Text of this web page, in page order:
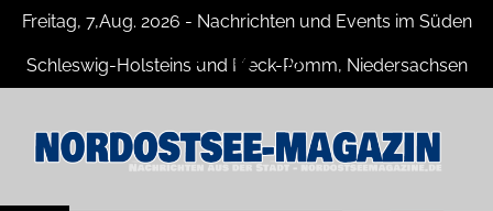
Skip
content
Freitag, 7,Aug. 2026 - Nachrichten und Events im Süden
Schleswig-Holsteins und Meck-Pomm, Niedersachsen